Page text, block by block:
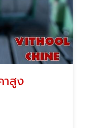
าสูง